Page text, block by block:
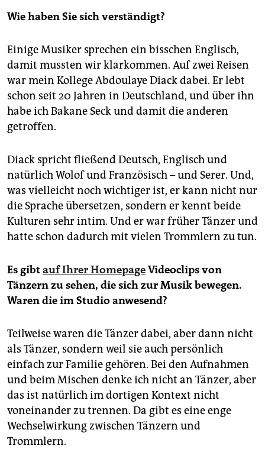
Wie haben Sie sich verständigt?
Einige Musiker sprechen ein bisschen Englisch,
damit mussten wir klarkommen. Auf zwei Reisen
war mein Kollege Abdoulaye Diack dabei. Er lebt
schon seit 20 Jahren in Deutschland, und über ihn
habe ich Bakane Seck und damit die anderen
getroffen.
Diack spricht fließend Deutsch, Englisch und
natürlich Wolof und Französisch – und Serer. Und,
was vielleicht noch wichtiger ist, er kann nicht nur
die Sprache übersetzen, sondern er kennt beide
Kulturen sehr intim. Und er war früher Tänzer und
hatte schon dadurch mit vielen Trommlern zu tun.
Es gibtauf Ihrer HomepageVideoclips von
Tänzern zu sehen, die sich zur Musik bewegen.
Waren die im Studio anwesend?
Teilweise waren die Tänzer dabei, aber dann nicht
als Tänzer, sondern weil sie auch persönlich
einfach zur Familie gehören. Bei den Aufnahmen
und beim Mischen denke ich nicht an Tänzer, aber
das ist natürlich im dortigen Kontext nicht
voneinander zu trennen. Da gibt es eine enge
Wechselwirkung zwischen Tänzern und
Trommlern.